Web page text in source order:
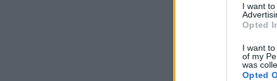
I want
Opted
I want
of my
was
Opted